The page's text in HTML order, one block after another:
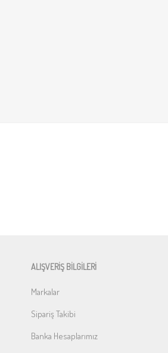
ALIŞVERİŞ BİLGİLERİ
Markalar
Sipariş Takibi
Banka Hesaplarımız